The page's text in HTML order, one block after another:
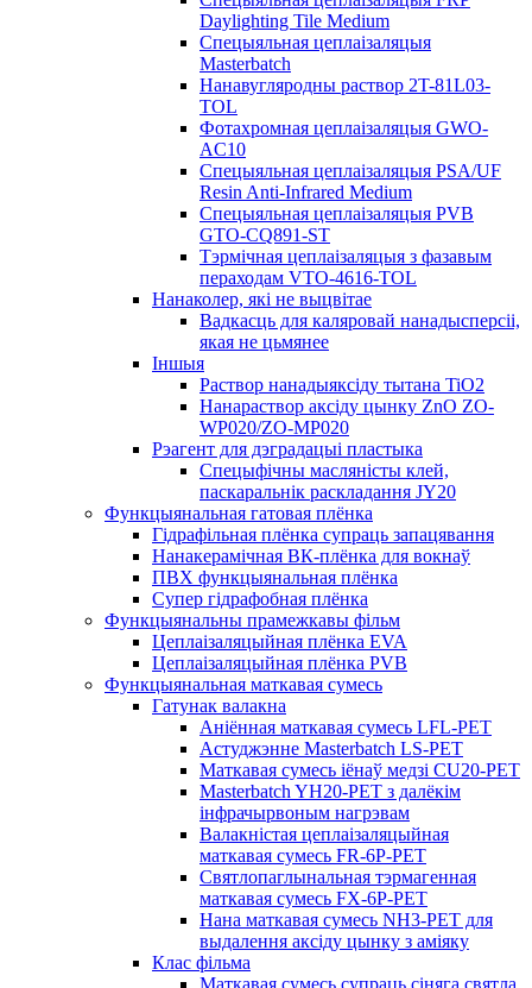
Daylighting Tile Medium
Спецыяльная цеплаізаляцыя
Masterbatch
Нанавугляродны раствор 2T-81L03-
TOL
Фотахромная цеплаізаляцыя GWO-
AC10
Спецыяльная цеплаізаляцыя PSA/UF
Resin Anti-Infrared Medium
Спецыяльная цеплаізаляцыя PVB
GTO-CQ891-ST
Тэрмічная цеплаізаляцыя з фазавым
пераходам VTO-4616-TOL
Нанаколер, які не выцвітае
Вадкасць для каляровай нанадысперсіі,
якая не цьмянее
Іншыя
Раствор нанадыяксіду тытана TiO2
Нанараствор аксіду цынку ZnO ZO-
WP020/ZO-MP020
Рэагент для дэградацыі пластыка
Спецыфічны масляністы клей,
паскаральнік раскладання JY20
Функцыянальная гатовая плёнка
Гідрафільная плёнка супраць запацявання
Нанакерамічная ВК-плёнка для вокнаў
ПВХ функцыянальная плёнка
Супер гідрафобная плёнка
Функцыянальны прамежкавы фільм
Цеплаізаляцыйная плёнка EVA
Цеплаізаляцыйная плёнка PVB
Функцыянальная маткавая сумесь
Гатунак валакна
Аніённая маткавая сумесь LFL-PET
Астуджэнне Masterbatch LS-PET
Маткавая сумесь іёнаў медзі CU20-PET
Masterbatch YH20-PET з далёкім
інфрачырвоным нагрэвам
Валакністая цеплаізаляцыйная
маткавая сумесь FR-6P-PET
Святлопаглынальная тэрмагенная
маткавая сумесь FX-6P-PET
Нана маткавая сумесь NH3-PET для
выдалення аксіду цынку з аміяку
Клас фільма
Маткавая сумесь супраць сіняга святла